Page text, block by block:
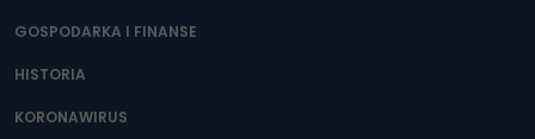
GOSPODARKA I FINANSE
HISTORIA
KORONAWIRUS